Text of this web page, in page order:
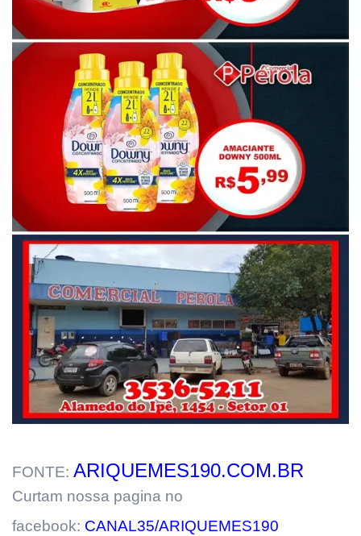
FONTE: ARIQUEMES190.COM.BR
Curtam nossa pagina no
facebook: CANAL35/ARIQUEMES190